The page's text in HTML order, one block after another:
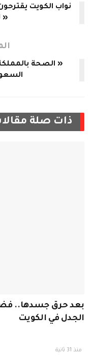
نواب الكويت
«
ذات صلة
بعد حرق جسدها..
الجدل في الكويت
منذ 31 ثانية